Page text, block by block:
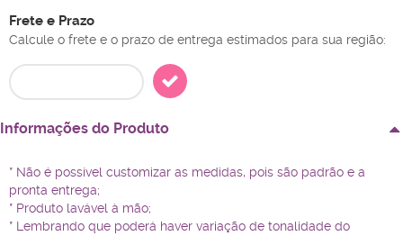
Frete e Prazo
Calcule o frete e o prazo de entrega estimados para sua região:
Informações do Produto
* Não é possível customizar as medidas, pois são padrão e a
pronta entrega;
* Produto lavável à mão;
* Lembrando que poderá haver variação de tonalidade do